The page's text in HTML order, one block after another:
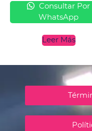
Consultar Por
WhatsApp
Leer Más